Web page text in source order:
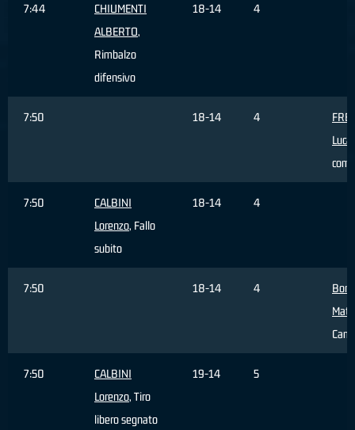
7:44
CHIUMENTI
ALBERTO,
Rimbalzo
difensivo
18-14 4
7:50 18-14 4
7:50
CALBINI
Lorenzo, Fallo
subito
18-14 4
7:50 18-14 4
7:50
CALBINI
Lorenzo, Tiro
libero segnato
19-14 5